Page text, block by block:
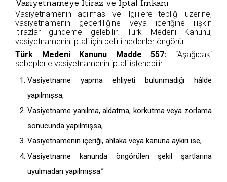
Vasiyetnameye İtiraz ve İptal İmkanı
Vasiyetnamenin açılması ve ilgililere tebliği üzerine,
vasiyetnamenin geçerliliğine veya içeriğine ilişkin
itirazlar gündeme gelebilir. Türk Medeni Kanunu,
vasiyetnamenin iptali için belirli nedenler öngörür.
Türk Medeni Kanunu Madde 557: “Aşağıdaki
sebeplerle vasiyetnamenin iptali istenebilir:
Vasiyetname yapma ehliyeti bulunmadığı hâlde
yapılmışsa,
Vasiyetname yanılma, aldatma, korkutma veya zorlama
sonucunda yapılmışsa,
Vasiyetnamenin içeriği, ahlaka veya kanuna aykırı ise,
Vasiyetname kanunda öngörülen şekil şartlarına
uyulmadan yapılmışsa.”